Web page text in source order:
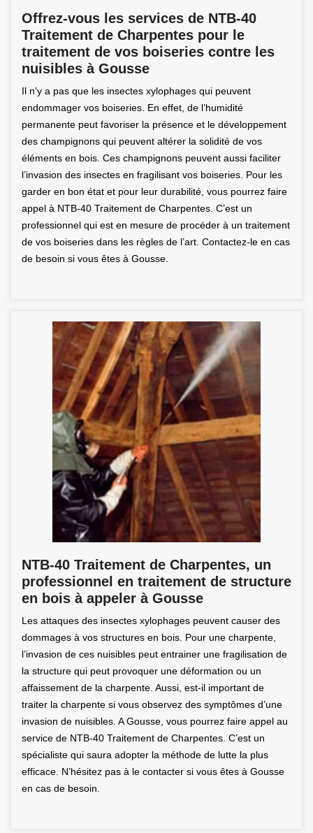
Offrez-vous les services de NTB-40
Traitement de Charpentes pour le
traitement de vos boiseries contre les
nuisibles à Gousse
Il n’y a pas que les insectes xylophages qui peuvent
endommager vos boiseries. En effet, de l’humidité
permanente peut favoriser la présence et le développement
des champignons qui peuvent altérer la solidité de vos
éléments en bois. Ces champignons peuvent aussi faciliter
l’invasion des insectes en fragilisant vos boiseries. Pour les
garder en bon état et pour leur durabilité, vous pourrez faire
appel à NTB-40 Traitement de Charpentes. C’est un
professionnel qui est en mesure de procéder à un traitement
de vos boiseries dans les règles de l’art. Contactez-le en cas
de besoin si vous êtes à Gousse.
NTB-40 Traitement de Charpentes, un
professionnel en traitement de structure
en bois à appeler à Gousse
Les attaques des insectes xylophages peuvent causer des
dommages à vos structures en bois. Pour une charpente,
l’invasion de ces nuisibles peut entrainer une fragilisation de
la structure qui peut provoquer une déformation ou un
affaissement de la charpente. Aussi, est-il important de
traiter la charpente si vous observez des symptômes d’une
invasion de nuisibles. A Gousse, vous pourrez faire appel au
service de NTB-40 Traitement de Charpentes. C’est un
spécialiste qui saura adopter la méthode de lutte la plus
efficace. N’hésitez pas à le contacter si vous êtes à Gousse
en cas de besoin.